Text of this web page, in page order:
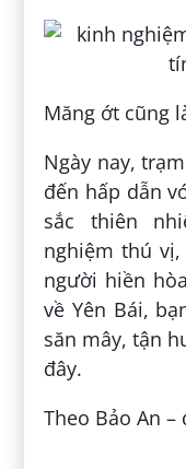
Măng ớt cũng
Ngày nay,
đến hấp dẫn
sắc thiên
nghiệm thú
người hiền
về Yên Bái,
săn mây, tận
đây.
Theo Bảo An